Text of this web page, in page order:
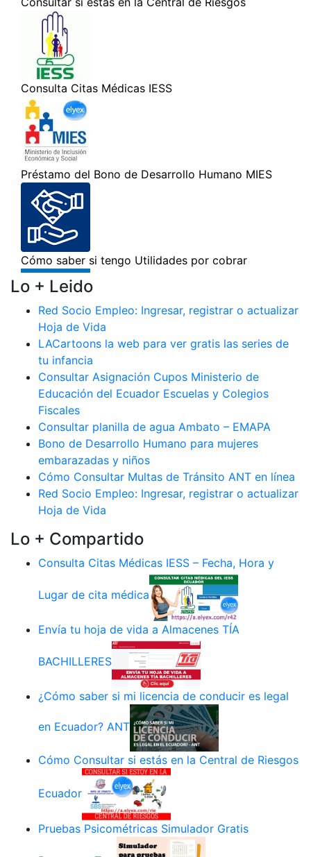
Lo + Leido
Red Socio Empleo: Ingresar, registrar o actualizar
Hoja de Vida
LACartoons la web para ver gratis las series de
tu infancia
Consultar Asignación Cupos Ministerio de
Educación del Ecuador Escuelas y Colegios
Fiscales
Consultar planilla de agua Ambato – EMAPA
Bono de Desarrollo Humano para mujeres
embarazadas y niños
Cómo Consultar Multas de Tránsito ANT en línea
Red Socio Empleo: Ingresar, registrar o actualizar
Hoja de Vida
Lo + Compartido
Consulta Citas Médicas IESS – Fecha, Hora y
Lugar de cita médica
Envía tu hoja de vida a Almacenes TÍA
BACHILLERES
¿Cómo saber si mi licencia de conducir es legal
en Ecuador? ANT
Cómo Consultar si estás en la Central de Riesgos
Ecuador
Pruebas Psicométricas Simulador Gratis